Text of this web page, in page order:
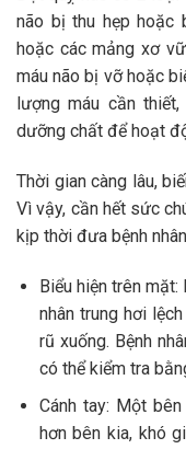
não bị thu hẹp hoặc
hoặc các mảng xơ
máu não bị vỡ hoặc
lượng máu cần
dưỡng chất để hoạt
Thời gian càng lâu,
Vì vậy, cần hết sức
kịp thời đưa bệnh
Biểu hiện trên
nhân trung hơi
rũ xuống. Bệnh
có thể kiểm tra
Cánh tay: Một
hơn bên kia, khó